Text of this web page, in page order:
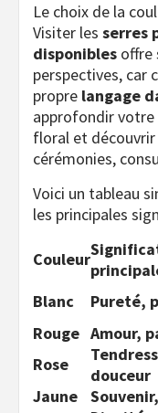
Le choix de la
Visiter les serres
disponibles offre
perspectives, car
propre langage
approfondir votre
floral et
cérémonies,
Voici un tableau
les principales
Couleur
Blanc
Pureté,
Rouge Amour,
Rose
douceur
Jaune